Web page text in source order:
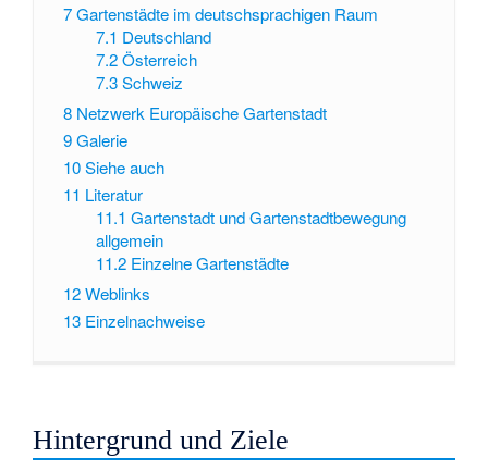
7Gartenstädte im deutschsprachigen Raum
7.1 Deutschland
7.2 Österreich
7.3 Schweiz
8 Netzwerk Europäische Gartenstadt
9Galerie
10Siehe auch
11 Literatur
11.1 Gartenstadt und Gartenstadtbewegung
allgemein
11.2 Einzelne Gartenstädte
12Weblinks
13 Einzelnachweise
Hintergrund und Ziele